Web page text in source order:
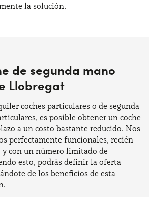
la solución.
de segunda mano
Llobregat
coches particulares o de segunda
es posible obtener un coche
a un costo bastante reducido. Nos
perfectamente funcionales, recién
y con un número limitado de
esto, podrás definir la oferta
de los beneficios de esta